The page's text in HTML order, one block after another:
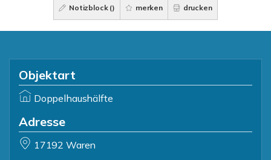
Notizblock () merken drucken
Objektart
Doppelhaushälfte
Adresse
17192 Waren